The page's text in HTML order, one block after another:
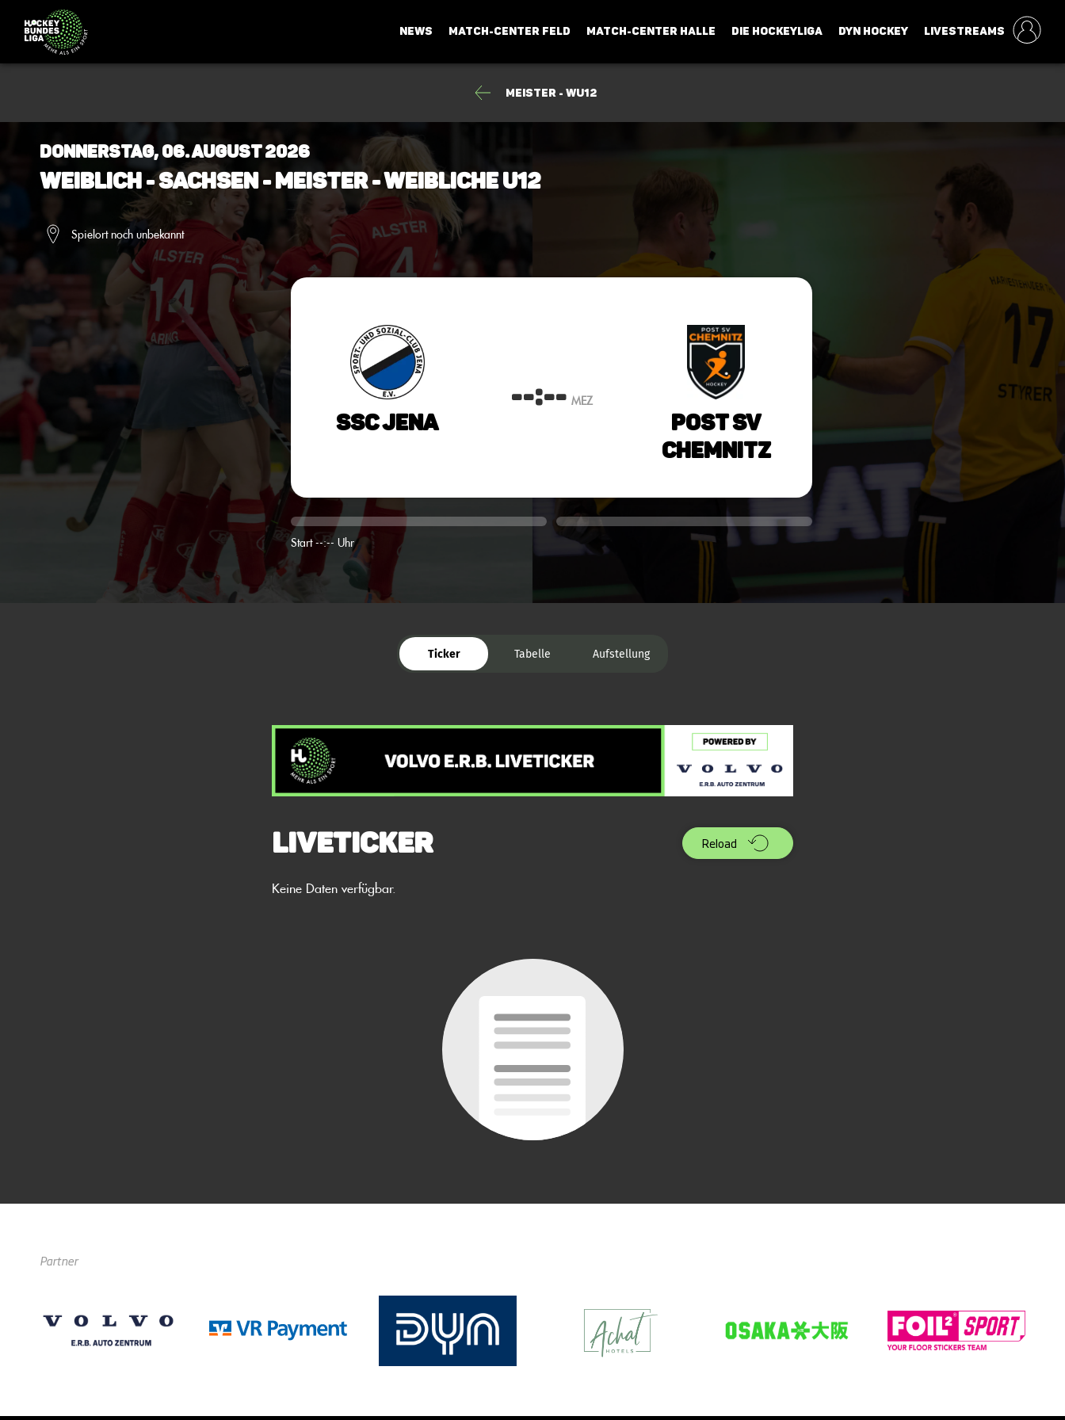
NEWS MATCH-CENTER FELD MATCH-CENTER HALLE DIE HOCKEYLIGA DYN HOCKEY LIVESTREAMS
Meister - wU12
Donnerstag, 06. August 2026
Weiblich - Sachsen - Meister - weibliche U12
Spielort noch unbekannt
SSC Jena
--:--MEZ
Post SV
Chemnitz
Start --:-- Uhr
Ticker Tabelle Aufstellung
Liveticker Reload
Keine Daten verfügbar.
Partner